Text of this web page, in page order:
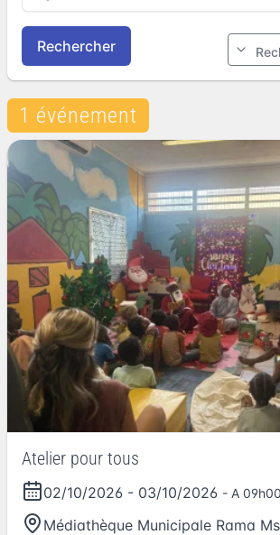
Rechercher
1 événement
Atelier pour tous
02/10/2026 - 03/10/2026 - A
Médiathèque Municipale Rama